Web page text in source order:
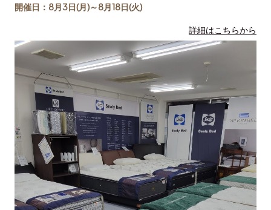
開催日：8月3日(月)～8月18日(火)
詳細はこちらから